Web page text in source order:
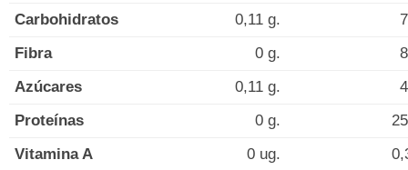
Carbohidratos
0,11 g.
Fibra
0 g.
Azúcares
0,11 g.
Proteínas
0 g.
Vitamina A
0 ug.